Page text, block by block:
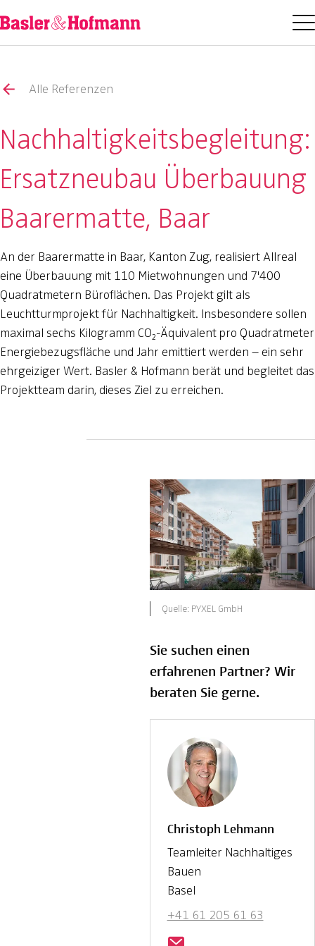
Alle Referenzen
Nachhaltigkeitsbegleitung:
Ersatzneubau Überbauung
Baarermatte, Baar
An der Baarermatte in Baar, Kanton Zug, realisiert Allreal
eine Überbauung mit 110 Mietwohnungen und 7'400
Quadratmetern Büroflächen. Das Projekt gilt als
Leuchtturmprojekt für Nachhaltigkeit. Insbesondere sollen
maximal sechs Kilogramm CO₂-Äquivalent pro Quadratmeter
Energiebezugsfläche und Jahr emittiert werden – ein sehr
ehrgeiziger Wert. Basler & Hofmann berät und begleitet das
Projektteam darin, dieses Ziel zu erreichen.
Quelle: PYXEL GmbH
Sie suchen einen
erfahrenen Partner? Wir
beraten Sie gerne.
Christoph Lehmann
Teamleiter Nachhaltiges
Bauen
Basel
+41 61 205 61 63